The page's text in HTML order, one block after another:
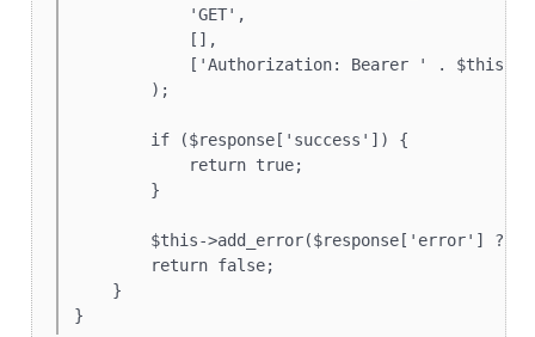
            'GET',
            [],
['Authorization: Bearer ' . $this-
        );
        if ($response['success']) {
            return true;
        }
$this->add_error($response['error'] ??
        return false;
    }
}